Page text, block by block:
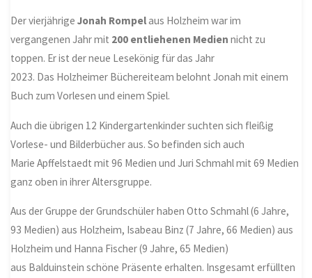
Der vierjährigeJonah Rompelaus Holzheim war im
vergangenen Jahr mit 200 entliehenen Medien nicht zu
toppen. Er ist der neue Lesekönig für das Jahr
2023. Das Holzheimer Büchereiteam belohnt Jonah mit einem
Buch zum Vorlesen und einem Spiel.
Auch die übrigen 12 Kindergartenkinder suchten sich fleißig
Vorlese- und Bilderbücher aus. So befinden sich auch
Marie Apffelstaedt mit 96 Medien und Juri Schmahl mit 69 Medien
ganz oben in ihrer Altersgruppe.
Aus der Gruppe der Grundschüler haben Otto Schmahl (6 Jahre,
93 Medien) aus Holzheim, Isabeau Binz (7 Jahre, 66 Medien) aus
Holzheim und Hanna Fischer (9 Jahre, 65 Medien)
aus Balduinstein schöne Präsente erhalten. Insgesamt erfüllten